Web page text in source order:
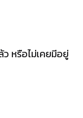
หรือไม่เคยมีอยู่